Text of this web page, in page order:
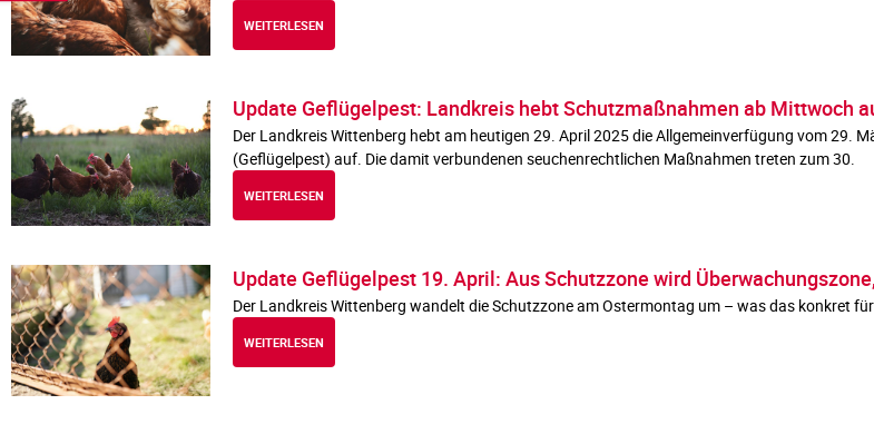
WEITERLESEN
Update Geflügelpest: Landkreis hebt Schutzmaßnahmen ab Mittwoch
Der Landkreis Wittenberg hebt am heutigen 29. April 2025 die Allgemeinverfügung vom 29.
(Geflügelpest) auf. Die damit verbundenen seuchenrechtlichen Maßnahmen treten zum 30.
WEITERLESEN
Update Geflügelpest 19. April: Aus Schutzzone wird
Der Landkreis Wittenberg wandelt die Schutzzone am Ostermontag um – was das konkret
WEITERLESEN